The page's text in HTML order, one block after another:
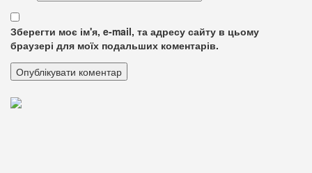
Зберегти моє ім'я, e-mail, та адресу сайту в цьому
браузері для моїх подальших коментарів.